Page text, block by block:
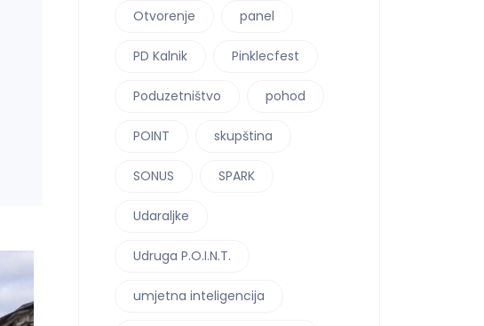
Otvorenje panel
PD Kalnik Pinklecfest
Poduzetništvo pohod
POINT skupština
SONUS SPARK
Udaraljke
Udruga P.O.I.N.T.
umjetna inteligencija